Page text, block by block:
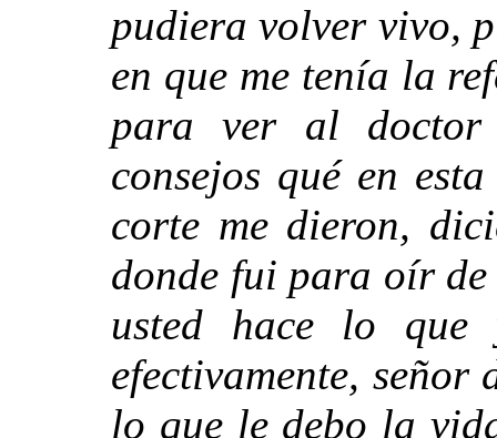
pudiera volver vivo,
en que me tenía la
para ver al
consejos qué en
corte me dieron,
donde fui para oír
usted hace lo
efectivamente, señor
lo que le debo la